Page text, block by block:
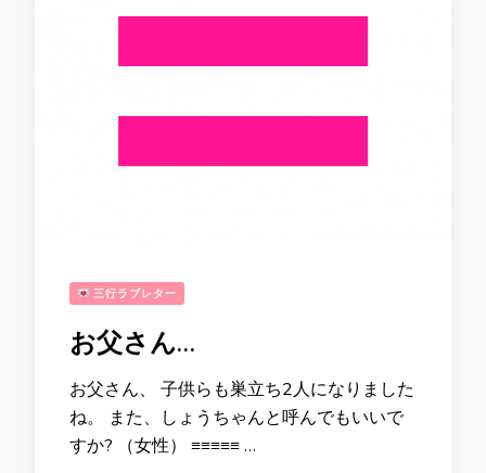
三行ラブレター
お父さん…
お父さん、 子供らも巣立ち2人になりました
ね。 また、しょうちゃんと呼んでもいいで
すか? （女性） ≡≡≡≡≡ …